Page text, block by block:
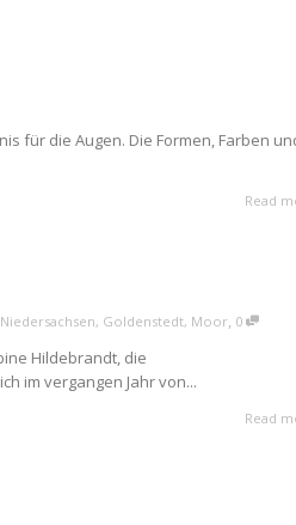
für die Augen. Die Formen, Farben
Read
, Goldenstedt, Moor, 0
Hildebrandt, die
im vergangen Jahr von...
Read